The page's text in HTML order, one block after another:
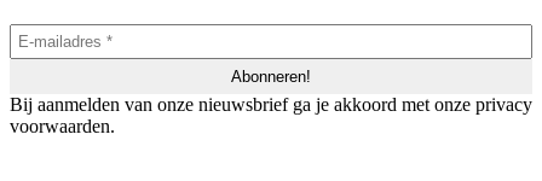
Bij aanmelden van onze nieuwsbrief ga je akkoord met onze privacy
voorwaarden.